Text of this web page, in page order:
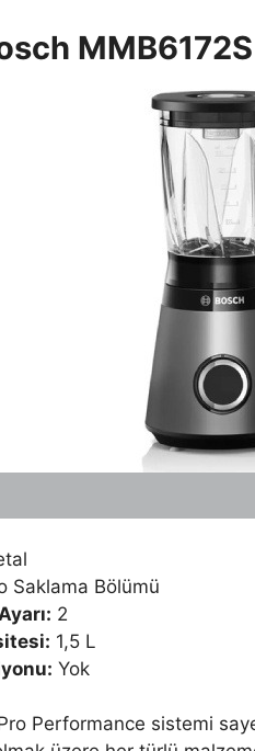
MMB6172S
Saklama Bölümü
2
1,5 L
Yok
Performance sistemi